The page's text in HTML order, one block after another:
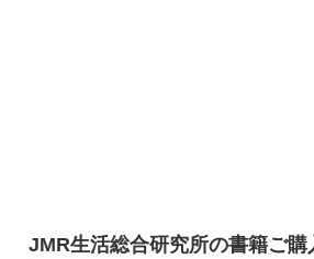
JMR生活総合研究所の書籍ご購